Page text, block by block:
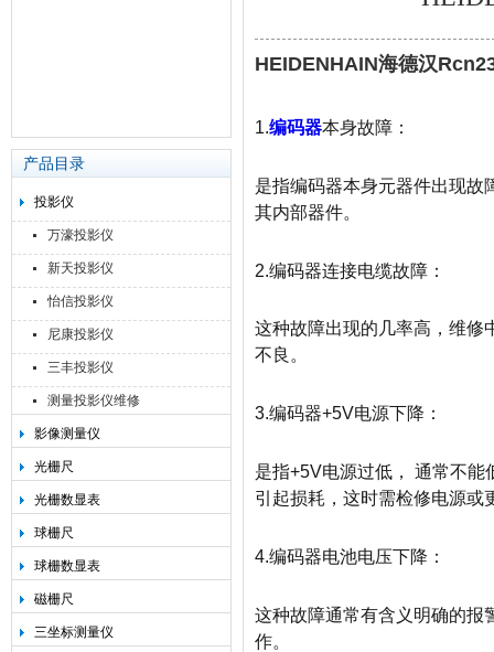
产品目录
投影仪
万濠投影仪
新天投影仪
怡信投影仪
尼康投影仪
三丰投影仪
测量投影仪维修
影像测量仪
光栅尺
光栅数显表
球栅尺
球栅数显表
磁栅尺
三坐标测量仪
HEIDENHAIN海德汉
1.编码器本身故障：
是指编码器本身元器件出现故
其内部器件。
2.编码器连接电缆故障：
这种故障出现的几率高，维修
不良。
3.编码器+5V电源下降：
是指+5V电源过低， 通常不
引起损耗，这时需检修电源或
4.编码器电池电压下降：
这种故障通常有含义明确的报
作。